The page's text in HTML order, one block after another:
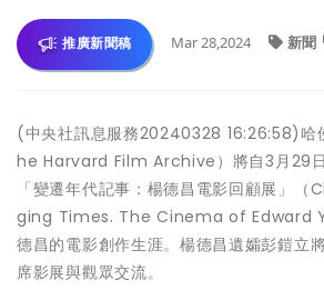
推廣新聞稿 Mar 28,2024 新聞
(中央社訊息服務20240328 16:26:58)哈
he Harvard Film Archive）將自3月29
「變遷年代記事：楊德昌電影回顧展」
ging Times. The Cinema of Edward
德昌的電影創作生涯。楊德昌遺孀彭鎧立
席影展與觀眾交流。